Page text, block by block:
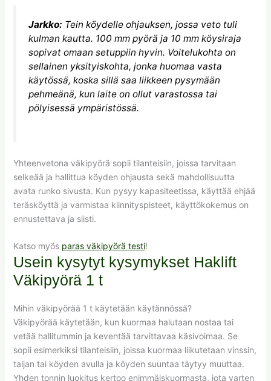
Jarkko: Tein köydelle ohjauksen, jossa veto tuli
kulman kautta. 100 mm pyörä ja 10 mm köysiraja
sopivat omaan setuppiin hyvin. Voitelukohta on
sellainen yksityiskohta, jonka huomaa vasta
käytössä, koska sillä saa liikkeen pysymään
pehmeänä, kun laite on ollut varastossa tai
pölyisessä ympäristössä.
Yhteenvetona väkipyörä sopii tilanteisiin, joissa tarvitaan
selkeää ja hallittua köyden ohjausta sekä mahdollisuutta
avata runko sivusta. Kun pysyy kapasiteetissa, käyttää ehjää
teräsköyttä ja varmistaa kiinnityspisteet, käyttökokemus on
ennustettava ja siisti.
Katso myös paras väkipyörä testi!
Usein kysytyt kysymykset Haklift
Väkipyörä 1 t
Mihin väkipyörää 1 t käytetään käytännössä?
Väkipyörää käytetään, kun kuormaa halutaan nostaa tai
vetää hallitummin ja keventää tarvittavaa käsivoimaa. Se
sopii esimerkiksi tilanteisiin, joissa kuormaa liikutetaan vinssin,
taljan tai köyden avulla ja köyden suuntaa täytyy muuttaa.
Yhden tonnin luokitus kertoo enimmäiskuormasta, jota varten